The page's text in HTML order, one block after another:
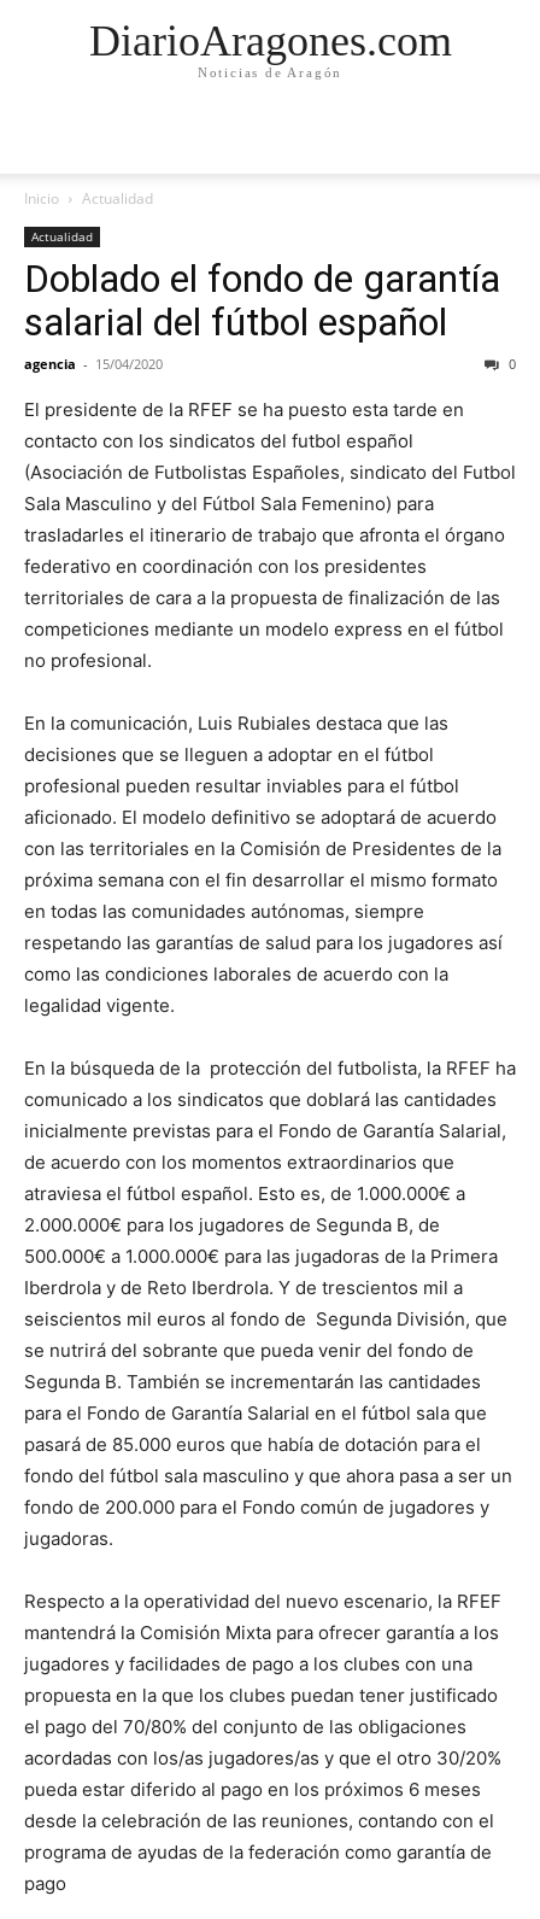
DiarioAragones.com
Noticias de Aragón
Inicio Actualidad
Actualidad
Doblado el fondo de garantía
salarial del fútbol español
agencia - 15/04/2020 0
El presidente de la RFEF se ha puesto esta tarde en
contacto con los sindicatos del futbol español
(Asociación de Futbolistas Españoles, sindicato del Futbol
Sala Masculino y del Fútbol Sala Femenino) para
trasladarles el itinerario de trabajo que afronta el órgano
federativo en coordinación con los presidentes
territoriales de cara a la propuesta de finalización de las
competiciones mediante un modelo express en el fútbol
no profesional.
En la comunicación, Luis Rubiales destaca que las
decisiones que se lleguen a adoptar en el fútbol
profesional pueden resultar inviables para el fútbol
aficionado. El modelo definitivo se adoptará de acuerdo
con las territoriales en la Comisión de Presidentes de la
próxima semana con el fin desarrollar el mismo formato
en todas las comunidades autónomas, siempre
respetando las garantías de salud para los jugadores así
como las condiciones laborales de acuerdo con la
legalidad vigente.
En la búsqueda de la protección del futbolista, la RFEF ha
comunicado a los sindicatos que doblará las cantidades
inicialmente previstas para el Fondo de Garantía Salarial,
de acuerdo con los momentos extraordinarios que
atraviesa el fútbol español. Esto es, de 1.000.000€ a
2.000.000€ para los jugadores de Segunda B, de
500.000€ a 1.000.000€ para las jugadoras de la Primera
Iberdrola y de Reto Iberdrola. Y de trescientos mil a
seiscientos mil euros al fondo de Segunda División, que
se nutrirá del sobrante que pueda venir del fondo de
Segunda B. También se incrementarán las cantidades
para el Fondo de Garantía Salarial en el fútbol sala que
pasará de 85.000 euros que había de dotación para el
fondo del fútbol sala masculino y que ahora pasa a ser un
fondo de 200.000 para el Fondo común de jugadores y
jugadoras.
Respecto a la operatividad del nuevo escenario, la RFEF
mantendrá la Comisión Mixta para ofrecer garantía a los
jugadores y facilidades de pago a los clubes con una
propuesta en la que los clubes puedan tener justificado
el pago del 70/80% del conjunto de las obligaciones
acordadas con los/as jugadores/as y que el otro 30/20%
pueda estar diferido al pago en los próximos 6 meses
desde la celebración de las reuniones, contando con el
programa de ayudas de la federación como garantía de
pago